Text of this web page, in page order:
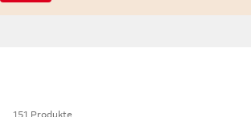
151 Produkte